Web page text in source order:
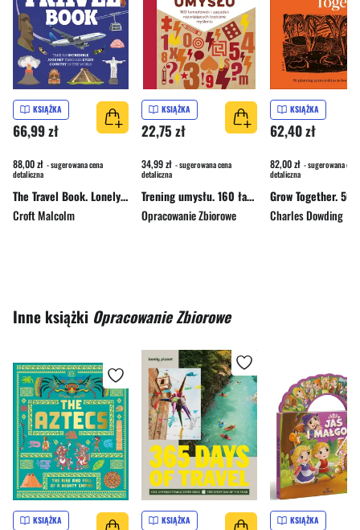
KSIĄŻKA
66,99 zł
88,00 zł - sugerowana cena
detaliczna
The Travel Book. Lonely Planet Kids
Croft Malcolm
KSIĄŻKA
22,75 zł
34,99 zł - sugerowana cena
detaliczna
Trening umysłu. 160 łamigłówek i zagadek rozwijających logiczne myślenie
Opracowanie Zbiorowe
KSIĄŻKA
62,40 zł
82,00 zł - sugerowana cena
detaliczna
Charles Dowding
Inne książki Opracowanie Zbiorowe
KSIĄŻKA KSIĄŻKA KSIĄŻKA